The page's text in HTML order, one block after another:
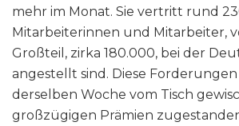
mehr im Monat. Sie vertritt rund
Mitarbeiterinnen und Mitarbeiter,
Großteil, zirka 180.000, bei der
angestellt sind. Diese
derselben Woche vom Tisch
großzügigen Prämien